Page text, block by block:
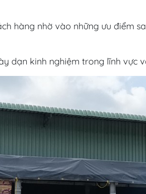
hàng nhờ vào những ưu điểm
dạn kinh nghiệm trong lĩnh vực